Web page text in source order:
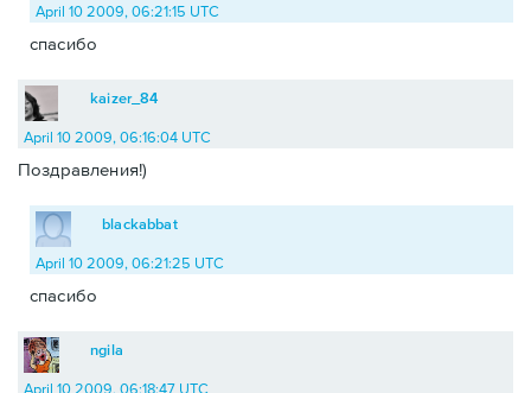
April 10 2009, 06:21:15 UTC
спасибо
kaizer_84
April 10 2009, 06:16:04 UTC
Поздравления!)
blackabbat
April 10 2009, 06:21:25 UTC
спасибо
ngila
April 10 2009, 06:18:47 UTC